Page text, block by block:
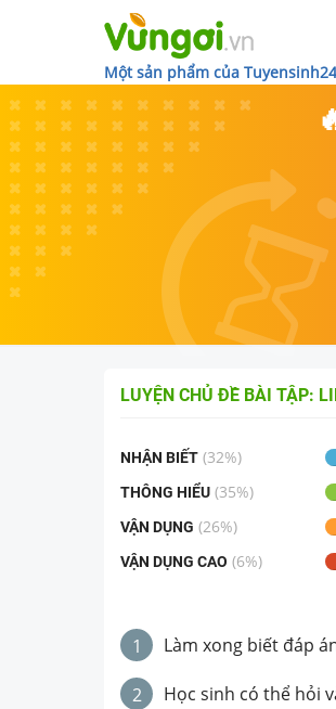
Một sản phẩm của
LUYỆN CHỦ ĐỀ BÀI TẬP:
NHẬN BIẾT (32%)
THÔNG HIỂU (35%)
VẬN DỤNG (26%)
VẬN DỤNG CAO (6%)
1 Làm xong biết đáp
2 Học sinh có thể hỏi